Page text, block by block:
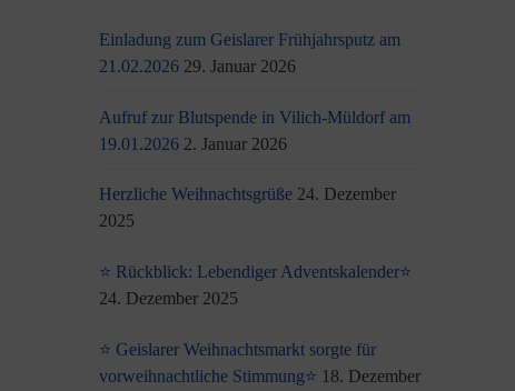
Einladung zum Geislarer Frühjahrsputz am
21.02.2026 29. Januar 2026
Aufruf zur Blutspende in Vilich-Müldorf am
19.01.2026 2. Januar 2026
Herzliche Weihnachtsgrüße 24. Dezember
2025
⭐ Rückblick: Lebendiger Adventskalender⭐
24. Dezember 2025
⭐ Geislarer Weihnachtsmarkt sorgte für
vorweihnachtliche Stimmung⭐ 18. Dezember